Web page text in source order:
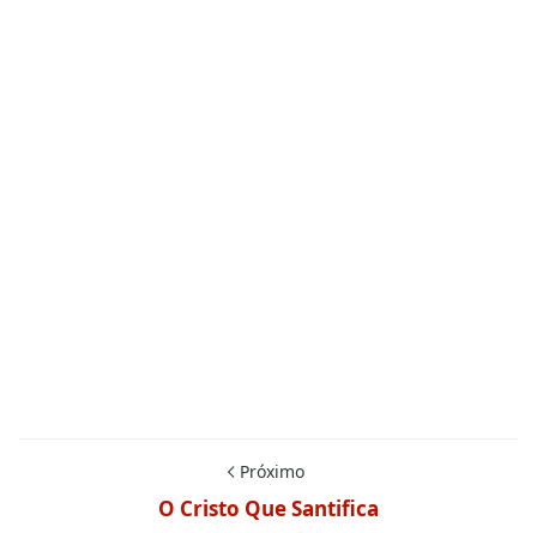
Próximo
O Cristo Que Santifica